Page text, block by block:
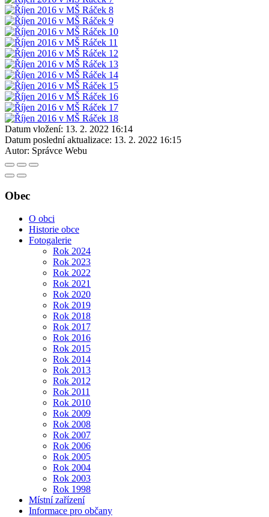
Datum vložení: 13. 2. 2022 16:14
Datum poslední aktualizace: 13. 2. 2022 16:15
Autor: Správce Webu
Obec
O obci
Historie obce
Fotogalerie
Rok 2024
Rok 2023
Rok 2022
Rok 2021
Rok 2020
Rok 2019
Rok 2018
Rok 2017
Rok 2016
Rok 2015
Rok 2014
Rok 2013
Rok 2012
Rok 2011
Rok 2010
Rok 2009
Rok 2008
Rok 2007
Rok 2006
Rok 2005
Rok 2004
Rok 2003
Rok 1998
Místní zařízení
Informace pro občany